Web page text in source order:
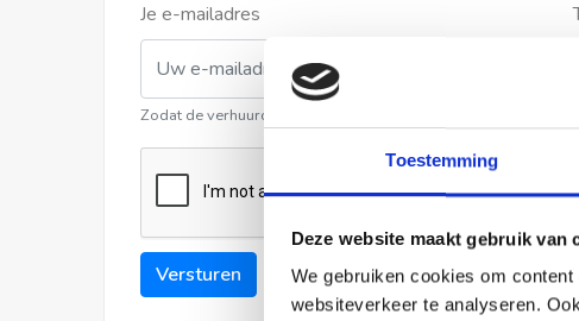
Toestemming
Deze website maakt gebruik van
We gebruiken cookies om
websiteverkeer te analyseren.
Je e-mailadres
Zodat de verhuurder contact met u kan opnemen
Versturen